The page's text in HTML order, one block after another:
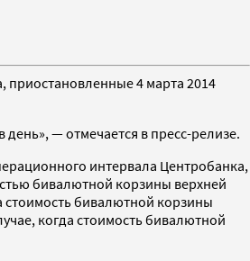
приостановленные 4 марта 2014
— отмечается в пресс-релизе.
интервала Центробанка,
бивалютной корзины верхней
стоимость бивалютной корзины
когда стоимость бивалютной